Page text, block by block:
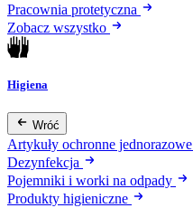
Pracownia protetyczna
Zobacz wszystko
Higiena
Wróć
Artykuły ochronne jednorazowe
Dezynfekcja
Pojemniki i worki na odpady
Produkty higieniczne